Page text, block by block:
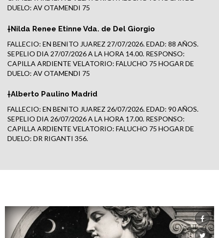
DUELO: AV OTAMENDI 75
†Nilda Renee Etinne Vda. de Del Giorgio
FALLECIO: EN BENITO JUAREZ 27/07/2026. EDAD: 88 AÑOS.
SEPELIO DIA 27/07/2026 A LA HORA 14.00. RESPONSO:
CAPILLA ARDIENTE VELATORIO: FALUCHO 75 HOGAR DE
DUELO: AV OTAMENDI 75
†Alberto Paulino Madrid
FALLECIO: EN BENITO JUAREZ 26/07/2026. EDAD: 90 AÑOS.
SEPELIO DIA 26/07/2026 A LA HORA 17.00. RESPONSO:
CAPILLA ARDIENTE VELATORIO: FALUCHO 75 HOGAR DE
DUELO: DR RIGANTI 356.